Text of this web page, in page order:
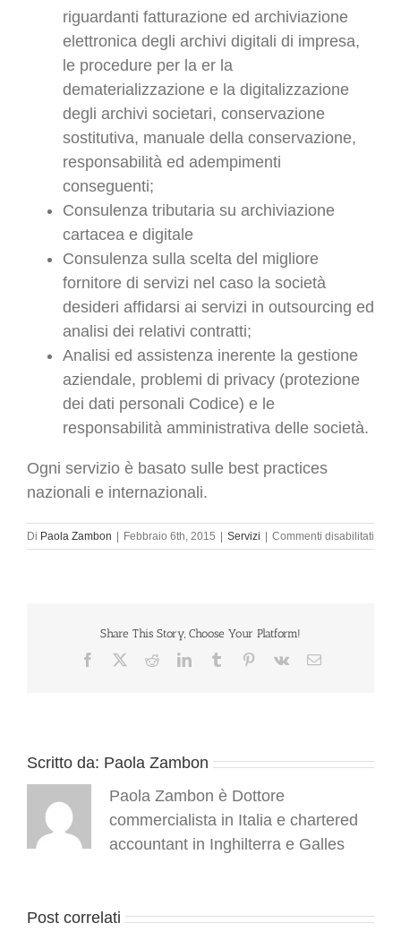
riguardanti fatturazione ed archiviazione
elettronica degli archivi digitali di impresa,
le procedure per la er la
dematerializzazione e la digitalizzazione
degli archivi societari, conservazione
sostitutiva, manuale della conservazione,
responsabilità ed adempimenti
conseguenti;
Consulenza tributaria su archiviazione
cartacea e digitale
Consulenza sulla scelta del migliore
fornitore di servizi nel caso la società
desideri affidarsi ai servizi in outsourcing ed
analisi dei relativi contratti;
Analisi ed assistenza inerente la gestione
aziendale, problemi di privacy (protezione
dei dati personali Codice) e le
responsabilità amministrativa delle società.
Ogni servizio è basato sulle best practices
nazionali e internazionali.
Di Paola Zambon | Febbraio 6th, 2015 | Servizi | Commenti disabilitati
Share This Story, Choose Your Platform!
Facebook RedditLinkedInTumblr Pinterest
Vk Email
Scritto da: Paola Zambon
Paola Zambon è Dottore
commercialista in Italia e chartered
accountant in Inghilterra e Galles
Post correlati